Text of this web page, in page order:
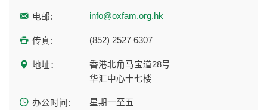
电邮: info@oxfam.org.hk
传真: (852) 2527 6307
地址：
香港北角马宝道28号
华汇中心十七楼
办公时间:
星期一至五